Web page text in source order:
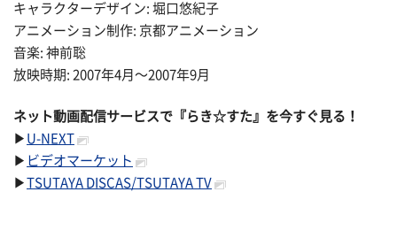
キャラクターデザイン: 堀口悠紀子
アニメーション制作: 京都アニメーション
音楽: 神前聡
放映時期: 2007年4月〜2007年9月
ネット動画配信サービスで『らき☆すた』を今すぐ見る！
▶ U-NEXT
▶ ビデオマーケット
▶ TSUTAYA DISCAS/TSUTAYA TV